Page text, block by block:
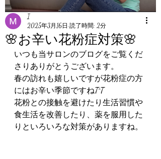
🌸お辛い花粉症対策🌸
I
2025年3月16日 読了時間: 2分
いつも当サロンのブログをご覧くだ
さりありがとうございます。
春の訪れも嬉しいですが花粉症の方
にはお辛い季節ですねT^T
花粉との接触を避けたり生活習慣や
食生活を改善したり、薬を服用した
りといろいろな対策がありますね。